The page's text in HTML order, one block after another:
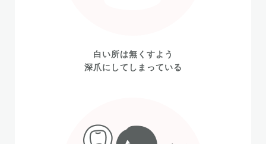
白い所は無くすよう
深爪にしてしまっている